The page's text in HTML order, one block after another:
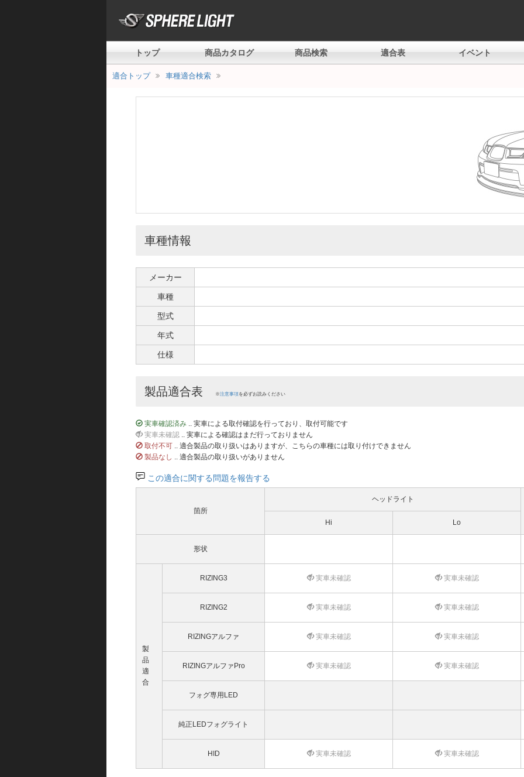
トップ 商品カタログ 商品検索 適合表 イベント
適合トップ 車種適合検索
車種情報
メーカー
車種
型式
年式
仕様
製品適合表 ※注意事項を必ずお読みください
実車確認済み .. 実車による取付確認を行っており、取付可能です
実車未確認 .. 実車による確認はまだ行っておりません
取付不可 .. 適合製品の取り扱いはありますが、こちらの車種には取り付けできません
製品なし .. 適合製品の取り扱いがありません
この適合に関する問題を報告する
箇所
ヘッドライト
Hi Lo
形状
製
品
適
合
RIZING3 実車未確認 実車未確認
RIZING2 実車未確認 実車未確認
RIZINGアルファ 実車未確認 実車未確認
RIZINGアルファPro 実車未確認 実車未確認
フォグ専用LED
純正LEDフォグライト
HID 実車未確認 実車未確認